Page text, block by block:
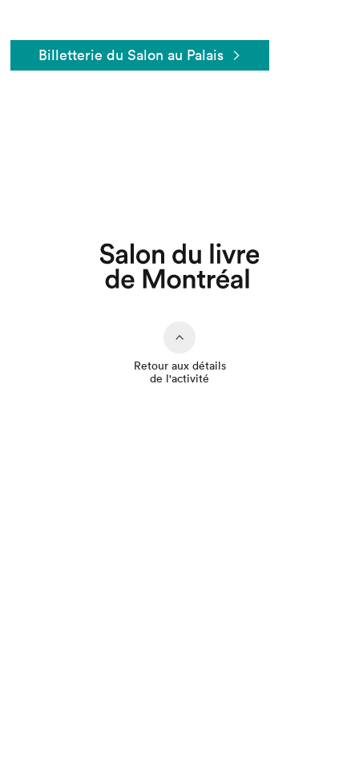
Billetterie du Salon au Palais
Retour aux détails
de l'activité